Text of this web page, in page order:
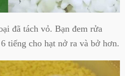
đã tách vỏ. Bạn đem rửa
tiếng cho hạt nở ra và bở hơn.